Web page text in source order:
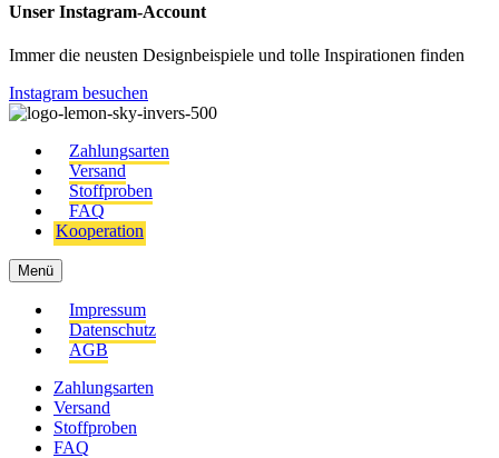
Unser Instagram-Account
Immer die neusten Designbeispiele und tolle Inspirationen finden
Instagram besuchen
Zahlungsarten
Versand
Stoffproben
FAQ
Kooperation
Menü
Impressum
Datenschutz
AGB
Zahlungsarten
Versand
Stoffproben
FAQ